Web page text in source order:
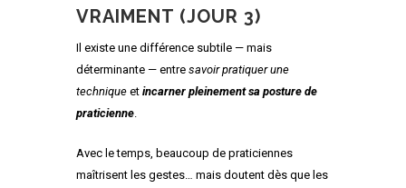
VRAIMENT (JOUR 3)
Il existe une différence subtile — mais
déterminante — entre savoir pratiquer une
technique et incarner pleinement sa posture de
praticienne.
Avec le temps, beaucoup de praticiennes
maîtrisent les gestes… mais doutent dès que les